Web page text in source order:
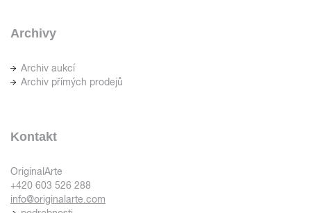
Archivy
Archiv aukcí
Archiv přímých prodejů
Kontakt
OriginalArte
+420 603 526 288
info@originalarte.com